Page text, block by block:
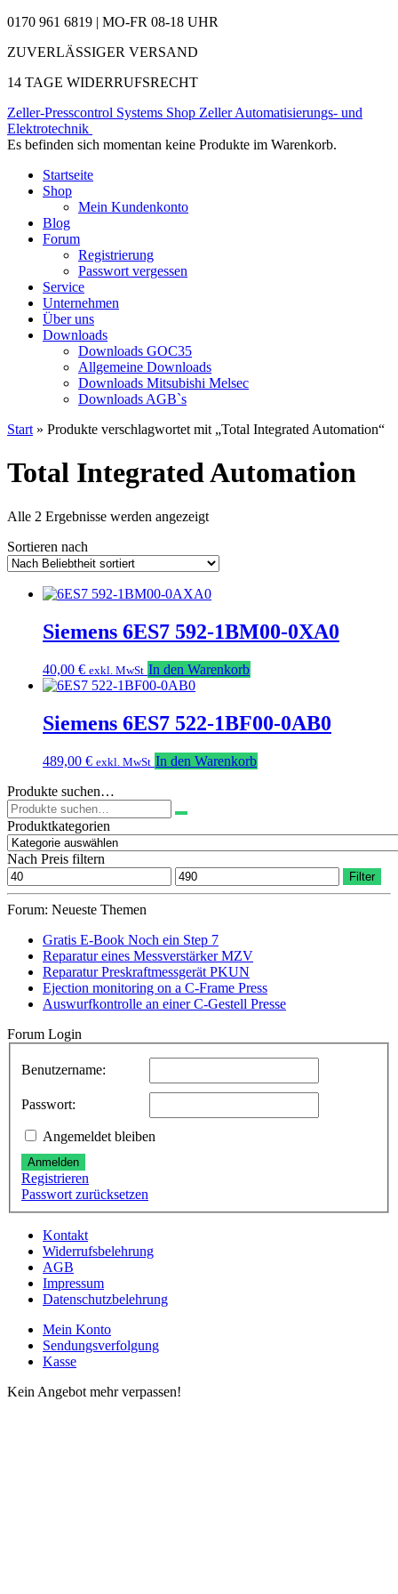
0170 961 6819 | MO-FR 08-18 UHR
ZUVERLÄSSIGER VERSAND
14 TAGE WIDERRUFSRECHT
Zeller-Presscontrol Systems Shop Zeller Automatisierungs- und
Elektrotechnik
Es befinden sich momentan keine Produkte im Warenkorb.
Startseite
Shop
Mein Kundenkonto
Blog
Forum
Registrierung
Passwort vergessen
Service
Unternehmen
Über uns
Downloads
Downloads GOC35
Allgemeine Downloads
Downloads Mitsubishi Melsec
Downloads AGB`s
Start » Produkte verschlagwortet mit „Total Integrated Automation“
Total Integrated Automation
Alle 2 Ergebnisse werden angezeigtNach
Sortieren nach
Siemens 6ES7 592-1BM00-0XA0
40,00 € exkl. MwSt In den Warenkorb
Siemens 6ES7 522-1BF00-0AB0
489,00 € exkl. MwSt In den Warenkorb
Produkte suchen…
Suchen
nach:
Produktkategorien
Nach Preis filtern
Min.
Preis
Max.
Preis
Filter
Forum: Neueste Themen
Gratis E-Book Noch ein Step 7
Reparatur eines Messverstärker MZV
Reparatur Preskraftmessgerät PKUN
Ejection monitoring on a C-Frame Press
Auswurfkontrolle an einer C-Gestell Presse
Forum Login
Benutzername:
Passwort:
Angemeldet bleiben
Anmelden
Registrieren
Passwort zurücksetzen
Kontakt
Widerrufsbelehrung
AGB
Impressum
Datenschutzbelehrung
Mein Konto
Sendungsverfolgung
Kasse
Kein Angebot mehr verpassen!